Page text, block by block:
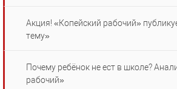
Акция! «Копейский рабочий»
тему»
Почему ребёнок не ест в школе?
рабочий»